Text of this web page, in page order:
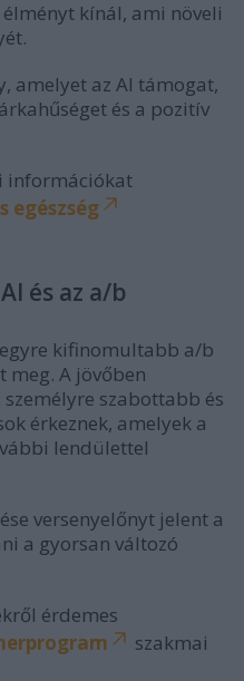
kínál, ami növeli
amelyet az AI támogat,
és a pozitív
információkat
egészség
és az a/b
kifinomultabb a/b
meg. A jövőben
szabottabb és
érkeznek, amelyek a
lendülettel
versenyelőnyt jelent a
a gyorsan változó
érdemes
szakmai